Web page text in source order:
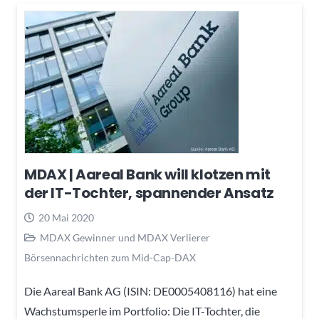
MDAX | Aareal Bank will klotzen mit
der IT-Tochter, spannender Ansatz
20 Mai 2020
MDAX Gewinner und MDAX Verlierer
Börsennachrichten zum Mid-Cap-DAX
Die Aareal Bank AG (ISIN: DE0005408116) hat eine
Wachstumsperle im Portfolio: Die IT-Tochter, die